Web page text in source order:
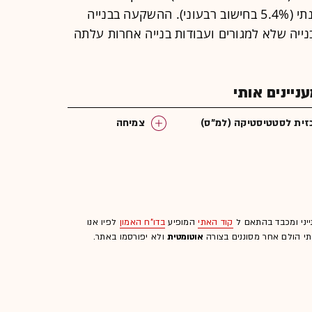
קניין רוחני עלתה ב-23.5% בחישוב שנתי (5.4% בחישוב רבעוני). ההשקעה בבנייה
וההשקעה בבנייה שלא למגורים ועבודות בנייה אחרות עלתה
אותי
לסטטיסטיקה (למ"ס) צמיחה
ומכבד בהתאם ל קוד האתיהמופיעבדו"ח האמון לפיו אנו
הולם אחר מסוננים בצורה אוטומטיתולא יפורסמו באתר.